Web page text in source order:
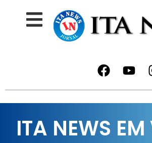
ITA NEWS EM